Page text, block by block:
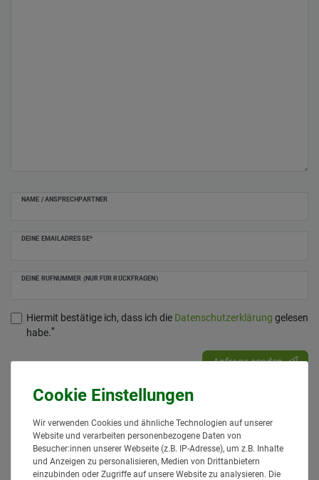
NAME / ANSPRECHPARTNER
DEINE EMAILADRESSE*
DEINE RUFNUMMER (NUR FÜR RÜCKFRAGEN)
Hiermit bestätige ich, dass ich die Daten­schutz­erklärung gelesen
habe.*
Anfrage senden
Zubehör
Wir verwenden Cookies und ähnliche Technologien auf unserer
Website und verarbeiten personenbezogene Daten von
Besucher:innen unserer Webseite (z.B. IP-Adresse), um z.B. Inhalte
und Anzeigen zu personalisieren, Medien von Drittanbietern
einzubinden oder Zugriffe auf unsere Website zu analysieren. Die